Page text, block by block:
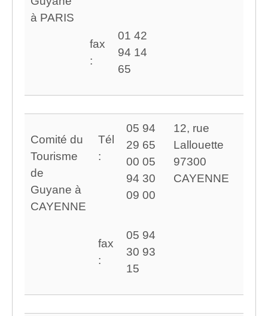
à PARIS
fax
:
01 42
94 14
65
Comité du
Tourisme
de
Guyane à
CAYENNE
Tél
:
05 94
29 65
00 05
94 30
09 00
12, rue
Lallouette
97300
CAYENNE
fax
:
05 94
30 93
15